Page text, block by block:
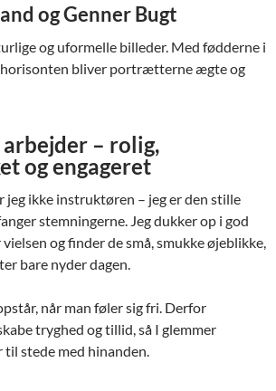
og Genner Bugt
og uformelle billeder. Med fødderne i
bliver portrætterne ægte og
– rolig,
og engageret
jeg ikke instruktøren – jeg er den stille
stemningerne. Jeg dukker op i god
og finder de små, smukke øjeblikke,
bare nyder dagen.
når man føler sig fri. Derfor
tryghed og tillid, så I glemmer
til stede med hinanden.